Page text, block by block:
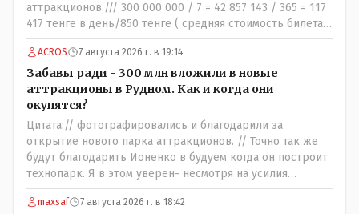
аттракционов./// 300 000 000 / 7 = 42 857 143 / 365 = 117
417 тенге в день/850 тенге ( средняя стоимость билета)
- 138 человек в день - такая должна быть средняя
посещаемость этих атракционов и только лишь для
того что бы "отбить" стоимость оборудования,
прибавьте сюда ещё :- зарплата персонала, налоги,
амортизация оборудования, его техобслуживание,
покупка запчастей, электроэнергия, накладные и другие
непредвиденные расходы.
ACROS 7 августа 2026 г. в 19:14
Забавы ради - 300 млн вложили в новые
аттракционы в Рудном. Как и когда они
окупятся?
Цитата:// фотографировались и благодарили за
открытие нового парка аттракционов. // Точно так же
будут благодарить Ионенко в будуем когда он построит
технопарк. Я в этом уверен- несмотря на усилия
некоего блогера и примкнувших к нему кучки
рудненских манкуртов. По традиции нашего пенсионера
maxsaf 7 августа 2026 г. в 18:42